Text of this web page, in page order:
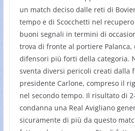
un match deciso dalle reti di
tempo e di Scocchetti nel
buoni segnali in termini di
trova di fronte al portiere Palanca,
difensori più forti della categoria.
sventa diversi pericoli creati dalla
presidente Carlone, compreso il
nel secondo tempo. Il risultato di
condanna una Real Avigliano
sicuramente di più da questo